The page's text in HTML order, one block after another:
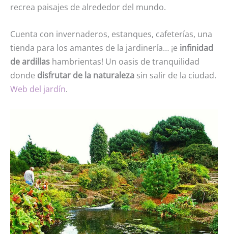
recrea paisajes de alrededor del mundo.
Cuenta con invernaderos, estanques, cafeterías, una
tienda para los amantes de la jardinería… ¡e infinidad
de ardillas hambrientas! Un oasis de tranquilidad
donde disfrutar de la naturaleza sin salir de la ciudad.
Web del jardín.